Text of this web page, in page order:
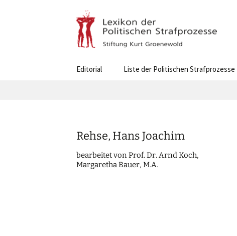
Editorial Liste der Politischen Strafprozesse
Rehse, Hans Joachim
bearbei­tet von Prof. Dr. Arnd Koch,
Marga­re­tha Bauer, M.A.